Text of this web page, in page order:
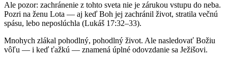
Ale pozor: zachránenie z tohto sveta nie je zárukou vstupu do neba.
Pozri na ženu Lota — aj keď Boh jej zachránil život, stratila večnú
spásu, lebo neposlúchla (Lukáš 17:32–33).
Mnohych zlákal pohodlný, pohodlný život. Ale nasledovať Božiu
vôľu — i keď ťažkú — znamená úplné odovzdanie sa Ježišovi.